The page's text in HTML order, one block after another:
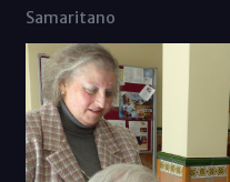
Samaritano